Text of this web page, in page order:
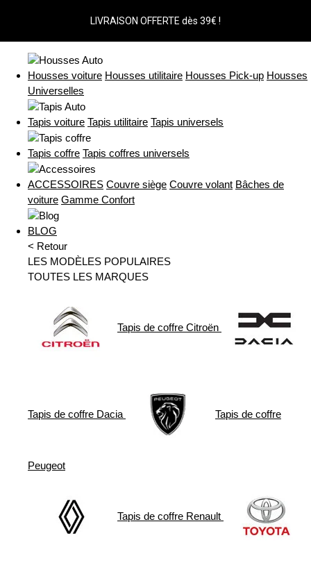
LIVRAISON OFFERTE dès 39€ !
Housses voiture Housses utilitaire Housses Pick-up Housses
Universelles
Tapis voiture Tapis utilitaire Tapis universels
Tapis coffre Tapis coffres universels
ACCESSOIRES Couvre siège Couvre volant Bâches de
voiture Gamme Confort
BLOG
< Retour
LES MODÈLES POPULAIRES
TOUTES LES MARQUES
Tapis de coffre Citroën
Tapis de coffre Dacia Tapis de coffre
Peugeot
Tapis de coffre Renault